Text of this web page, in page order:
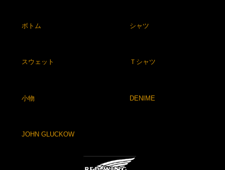
ボトム シャツ
スウェット Ｔシャツ
小物 DENIME
JOHN GLUCKOW